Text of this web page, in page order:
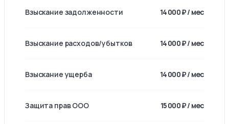
Взыскание задолженности 14 000 ₽ / мес
Взыскание расходов/убытков 14 000 ₽ / мес
Взыскание ущерба 14 000 ₽ / мес
Защита прав ООО 15 000 ₽ / мес